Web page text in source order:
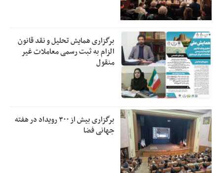
برگزاری همایش تحلیل و نقد قانون
الزام به ثبت رسمی معاملات غیر
منقول
برگزاری بیش از ۳۰۰ رویداد در هفته
جهانی فضا